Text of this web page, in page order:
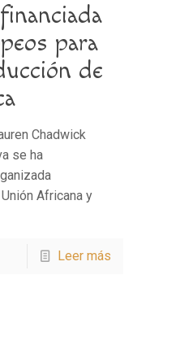
para
de
Chadwick
se ha
Africana y
Leer más